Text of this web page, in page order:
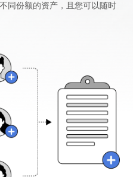
同份额的资产，且您可以随时